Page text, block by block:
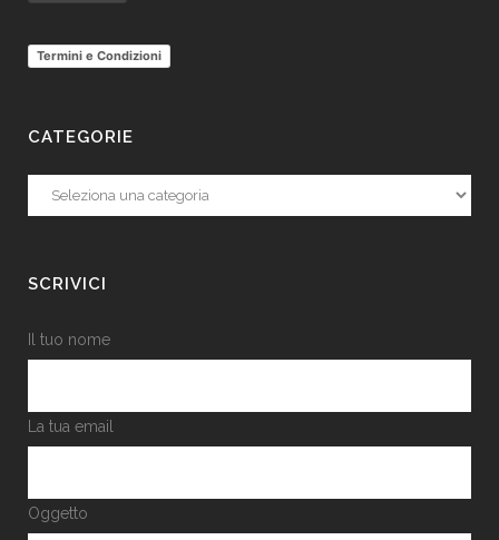
Termini e Condizioni
CATEGORIE
Categorie
SCRIVICI
Il tuo nome
La tua email
Oggetto